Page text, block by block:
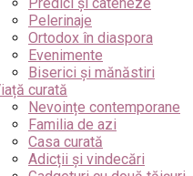
Pelerinaje
Ortodox în diaspora
Evenimente
Biserici și mănăstiri
curată
Nevoințe contemporane
Familia de azi
Casa curată
Adicții și vindecări